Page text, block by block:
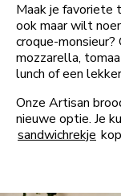
Maak je favoriete
ook maar wilt
croque-
mozzarella,
lunch of een
Onze Artisan
nieuwe optie. Je
sandwichrekje